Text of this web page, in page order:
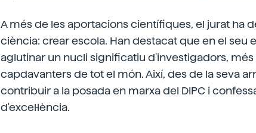
A més de les aportacions científiques, el jurat ha
ciència: crear escola. Han destacat que en el seu
aglutinar un nucli significatiu d'investigadors,
capdavanters de tot el món. Així, des de la seva
contribuir a la posada en marxa del DIPC i
d'excel·lència.